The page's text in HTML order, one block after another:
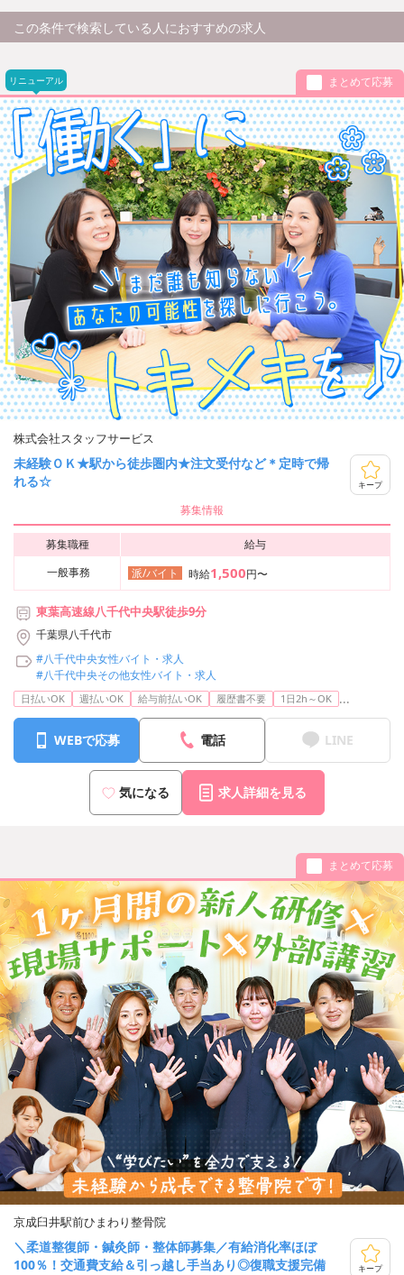
この条件で検索している人におすすめの求人
リニューアル まとめて応募
株式会社スタッフサービス
未経験ＯＫ★駅から徒歩圏内★注文受付など＊定時で帰
れる☆
キープ
募集情報
募集職種
給与
一般事務
派/バイト 時給1,500円〜
東葉高速線八千代中央駅徒歩9分
千葉県八千代市
#八千代中央女性バイト・求人
#八千代中央その他女性バイト・求人
日払いOK 週払いOK 給与前払いOK 履歴書不要 1日2h～OK ...
WEBで応募 電話 LINE
気になる 求人詳細を見る
まとめて応募
京成臼井駅前ひまわり整骨院
＼柔道整復師・鍼灸師・整体師募集／有給消化率ほぼ
100％！交通費支給＆引っ越し手当あり◎復職支援完備
キープ